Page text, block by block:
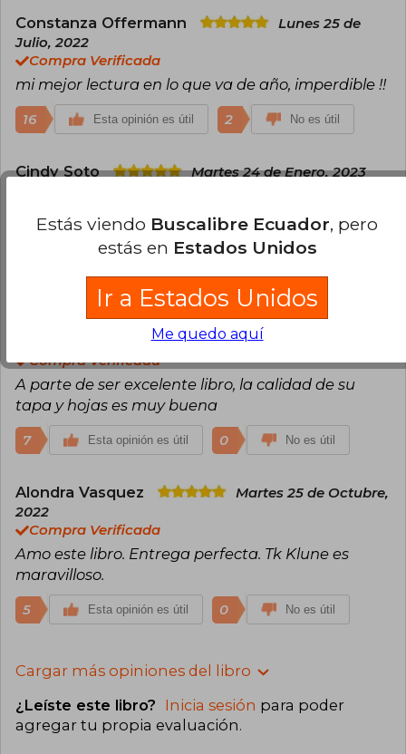
como por la crítica por crear historias emotivas y
cálidas que buscan visibilizar y dignificar las
amor en sus diferentes formas. Además, es una
voz activa en la representación positiva de la
contemporánea
Constanza Offermann
Lunes 25 de
Julio, 2022
Compra Verificada
mi mejor lectura en lo que va de año, imperdible !!
16 Esta opinión es útil 2 No es útil
Cindy Soto
Martes 24 de Enero, 2023
El libro llego en exelente estado y la historia es
definitivamente maravillosa.
Walewska Ramos
Martes 10 de Enero,
Compra Verificada
A parte de ser excelente libro, la calidad de su
tapa y hojas es muy buena
7 Esta opinión es útil 0 No es útil
Alondra Vasquez
Martes 25 de Octubre,
2022
Compra Verificada
Amo este libro. Entrega perfecta. Tk Klune es
maravilloso.
5 Esta opinión es útil 0 No es útil
Cargar más opiniones del libro
¿Leíste este libro? Inicia sesión para poder
agregar tu propia evaluación.
Estás viendo Buscalibre Ecuador, pero
estás en Estados Unidos
Ir a Estados Unidos
Me quedo aquí